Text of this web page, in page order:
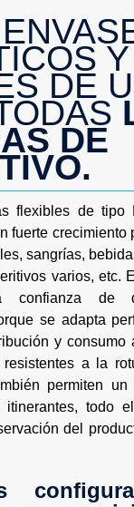
flexibles de tipo
fuerte crecimiento
sangrías,
varios, etc.
confianza de
se adapta
y consumo
a la
permiten un
itinerantes, todo
del
Y
DE
DE